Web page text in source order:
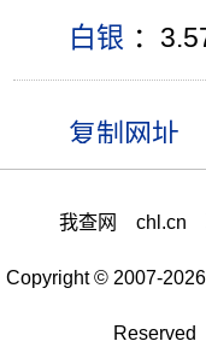
白银 ：
我查网 chl.cn
Copyright © 2007-
Reserved